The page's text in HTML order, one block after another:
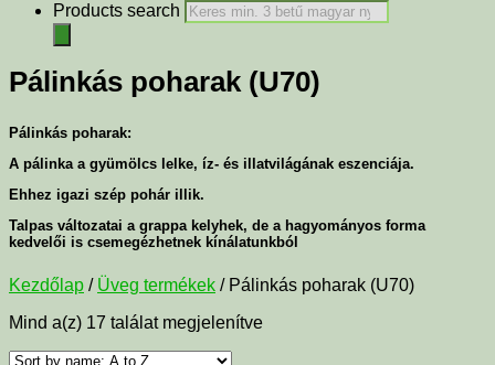
Products search
Pálinkás poharak (U70)
Pálinkás poharak:
A pálinka a gyümölcs lelke, íz- és illatvilágának eszenciája.
Ehhez igazi szép pohár illik.
Talpas változatai a grappa kelyhek, de a hagyományos forma
kedvelői is csemegézhetnek kínálatunkból
Kezdőlap / Üveg termékek / Pálinkás poharak (U70)
Mind a(z) 17 találat megjelenítve